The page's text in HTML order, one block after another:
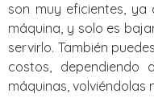
son muy eficientes, ya
máquina, y solo es
servirlo. También
costos, dependiendo
máquinas, volviéndolas